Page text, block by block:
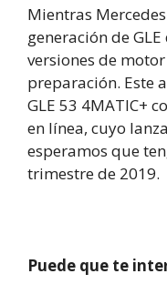
Mientras
generación de
versiones de
preparación. Este
GLE 53 4MATIC+
en línea, cuyo
esperamos que
trimestre de 2019.
Puede que te